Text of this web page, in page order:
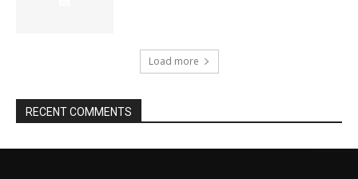
Load more
RECENT COMMENTS